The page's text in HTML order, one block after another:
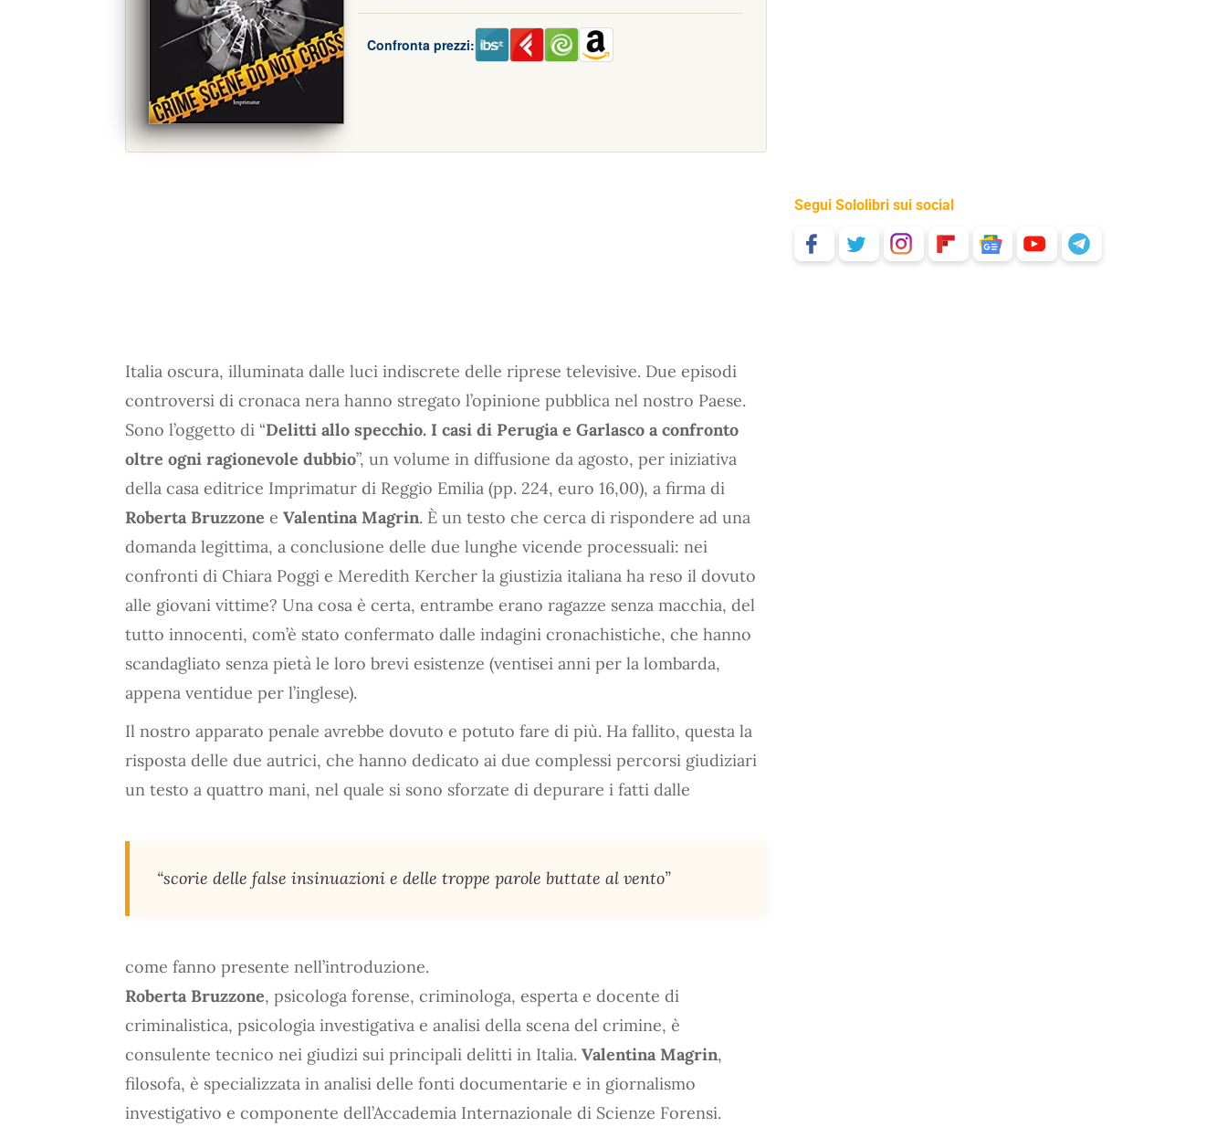
Confronta prezzi:
Italia oscura, illuminata dalle luci indiscrete delle riprese televisive. Due episodi
controversi di cronaca nera hanno stregato l’opinione pubblica nel nostro Paese.
Sono l’oggetto di “Delitti allo specchio. I casi di Perugia e Garlasco a confronto
oltre ogni ragionevole dubbio”, un volume in diffusione da agosto, per iniziativa
della casa editrice Imprimatur di Reggio Emilia (pp. 224, euro 16,00), a firma di
Roberta Bruzzone e Valentina Magrin. È un testo che cerca di rispondere ad una
domanda legittima, a conclusione delle due lunghe vicende processuali: nei
confronti di Chiara Poggi e Meredith Kercher la giustizia italiana ha reso il dovuto
alle giovani vittime? Una cosa è certa, entrambe erano ragazze senza macchia, del
tutto innocenti, com’è stato confermato dalle indagini cronachistiche, che hanno
scandagliato senza pietà le loro brevi esistenze (ventisei anni per la lombarda,
appena ventidue per l’inglese).
Il nostro apparato penale avrebbe dovuto e potuto fare di più. Ha fallito, questa la
risposta delle due autrici, che hanno dedicato ai due complessi percorsi giudiziari
un testo a quattro mani, nel quale si sono sforzate di depurare i fatti dalle
“scorie delle false insinuazioni e delle troppe parole buttate al vento”
come fanno presente nell’introduzione.
Roberta Bruzzone, psicologa forense, criminologa, esperta e docente di
criminalistica, psicologia investigativa e analisi della scena del crimine, è
consulente tecnico nei giudizi sui principali delitti in Italia. Valentina Magrin,
filosofa, è specializzata in analisi delle fonti documentarie e in giornalismo
investigativo e componente dell’Accademia Internazionale di Scienze Forensi.
Segui Sololibri sui social